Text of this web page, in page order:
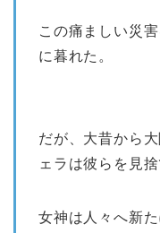
この痛ましい災
に暮れた。
だが、大昔から
ェラは彼らを見捨
女神は人々へ新